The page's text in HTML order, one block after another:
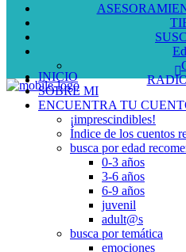
INICIO
SOBRE MI
ENCUENTRA TU
¡imprescindibles!
Índice de los cuentos
busca por edad
0-3 años
3-6 años
6-9 años
juvenil
adult@s
busca por temática
emociones